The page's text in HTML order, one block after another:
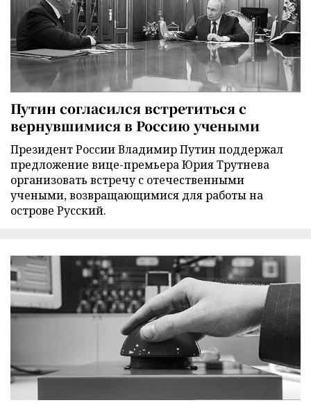
Путин согласился встретиться с
вернувшимися в Россию учеными
Президент России Владимир Путин поддержал
предложение вице-премьера Юрия Трутнева
организовать встречу с отечественными
учеными, возвращающимися для работы на
острове Русский.